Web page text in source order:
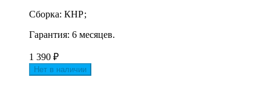
Сборка: КНР;
Гарантия: 6 месяцев.
1 390 ₽
Нет в наличии